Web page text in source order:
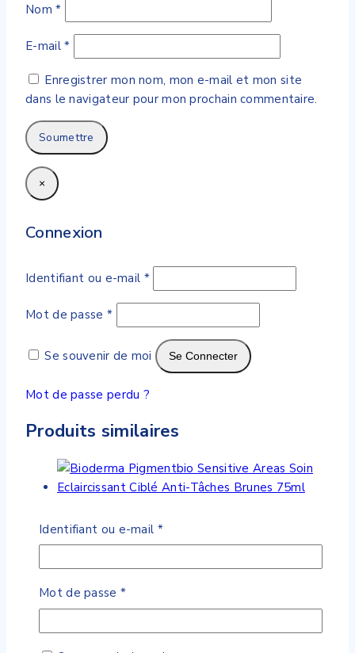
Nom*
E-mail*
Enregistrer mon nom, mon e-mail et mon site
dans le navigateur pour mon prochain commentaire.
×
Connexion
Identifiant ou e-mail *Obligatoire
Mot de passe *Obligatoire
Se souvenir de moi Se Connecter
Mot de passe perdu ?
Produits similaires
Bioderma Pigmentbio Sensitive Areas Soin
0de 5
Identifiant ou e-mail *Obligatoire
Mot de passe *Obligatoire